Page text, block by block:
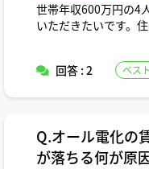
世帯年収600万円の4
いただきたいです。
回答 : 2 ベス
Q.オール電化の
が落ちる何が原